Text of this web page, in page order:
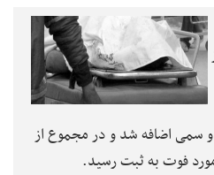
سمی اضافه شد و در مجموع از